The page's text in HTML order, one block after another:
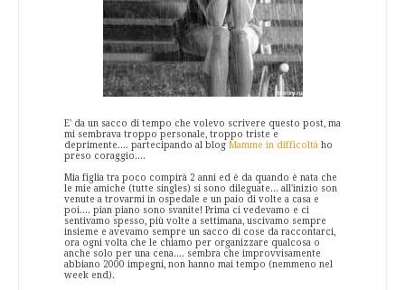
E' da un sacco di tempo che volevo scrivere questo post, ma
mi sembrava troppo personale, troppo triste e
deprimente.... partecipando al blog Mamme in difficoltà ho
preso coraggio....
Mia figlia tra poco compirà 2 anni ed è da quando è nata che
le mie amiche (tutte singles) si sono dileguate... all'inizio son
venute a trovarmi in ospedale e un paio di volte a casa e
poi.... pian piano sono svanite! Prima ci vedevamo e ci
sentivamo spesso, più volte a settimana, uscivamo sempre
insieme e avevamo sempre un sacco di cose da raccontarci,
ora ogni volta che le chiamo per organizzare qualcosa o
anche solo per una cena.... sembra che improvvisamente
abbiano 2000 impegni, non hanno mai tempo (nemmeno nel
week end).